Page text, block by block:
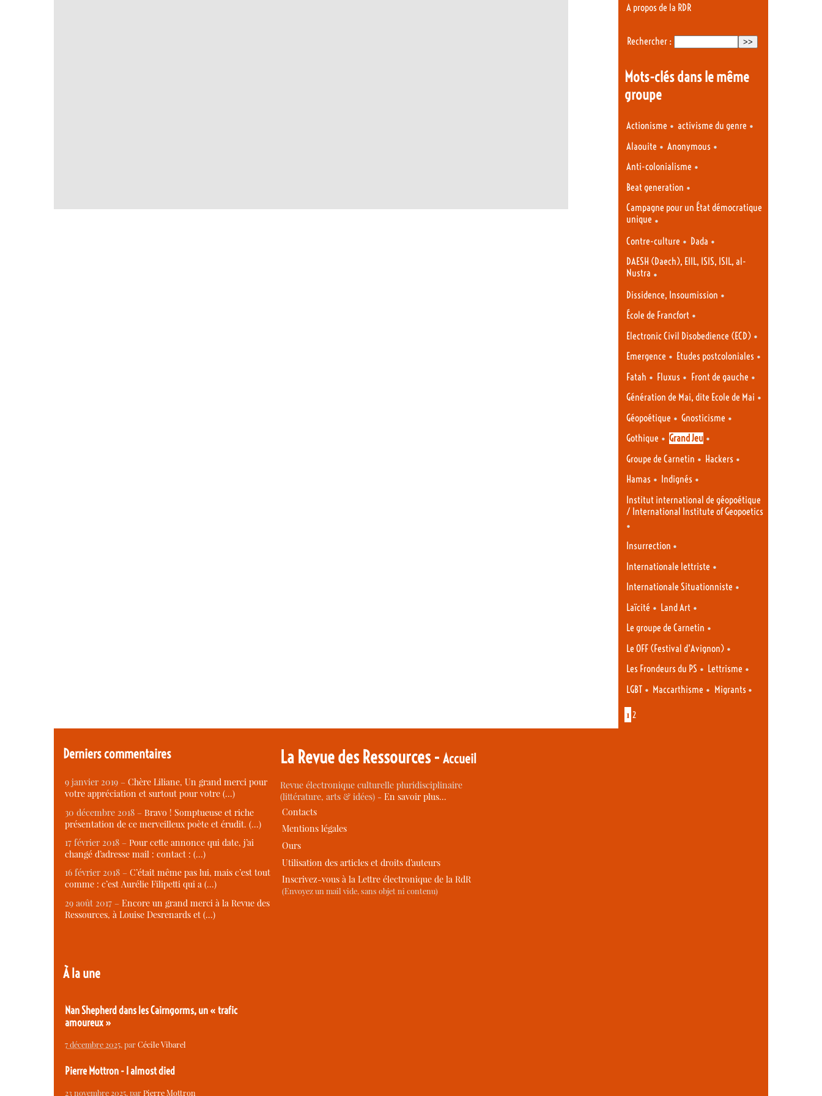
A propos de la RDR
Rechercher :
Mots-clés dans le même
groupe
Actionisme • activisme du genre •
Alaouite • Anonymous •
Anti-colonialisme •
Beat generation •
Campagne pour un État démocratique
unique •
Contre-culture • Dada •
DAESH (Daech), EIIL, ISIS, ISIL, al-
Nustra •
Dissidence, Insoumission •
École de Francfort •
Electronic Civil Disobedience (ECD) •
Emergence • Etudes postcoloniales •
Fatah • Fluxus • Front de gauche •
Génération de Mai, dite Ecole de Mai •
Géopoétique • Gnosticisme •
Gothique • Grand Jeu •
Groupe de Carnetin • Hackers •
Hamas • Indignés •
Institut international de géopoétique
/ International Institute of Geopoetics
•
Insurrection •
Internationale lettriste •
Internationale Situationniste •
Laïcité • Land Art •
Le groupe de Carnetin •
Le OFF (Festival d’Avignon) •
Les Frondeurs du PS • Lettrisme •
LGBT • Maccarthisme • Migrants •
1 2
Derniers commentaires
9 janvier 2019 – Chère Liliane, Un grand merci pour
votre appréciation et surtout pour votre (…)
30 décembre 2018 – Bravo ! Somptueuse et riche
présentation de ce merveilleux poète et érudit. (…)
17 février 2018 – Pour cette annonce qui date, j’ai
changé d’adresse mail : contact : (…)
16 février 2018 – C’était même pas lui, mais c’est tout
comme : c’est Aurélie Filipetti qui a (…)
29 août 2017 – Encore un grand merci à la Revue des
Ressources, à Louise Desrenards et (…)
À la une
Nan Shepherd dans les Cairngorms, un « trafic
amoureux »
7 décembre 2025, parCécile Vibarel
Pierre Mottron - I almost died
23 novembre 2025, parPierre Mottron
La Revue des Ressources -Accueil
Revue électronique culturelle pluridisciplinaire
(littérature, arts & idées) -En savoir plus…
Contacts
Mentions légales
Ours
Utilisation des articles et droits d’auteurs
Inscrivez-vous à la Lettre électronique de la RdR
(Envoyez un mail vide, sans objet ni contenu)